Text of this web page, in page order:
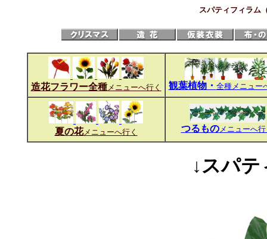
スパティフィラム
造花フラワー全種メニューへ行く 観葉植物・ 全種メニュー
夏の花メニューへ行く つるものメニューへ行
↓スパ